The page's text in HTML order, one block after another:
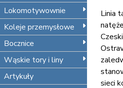
Lokomotywownie
Koleje przemysłowe
Bocznice
Wąskie tory i liny
Artykuły
Linia
sieci